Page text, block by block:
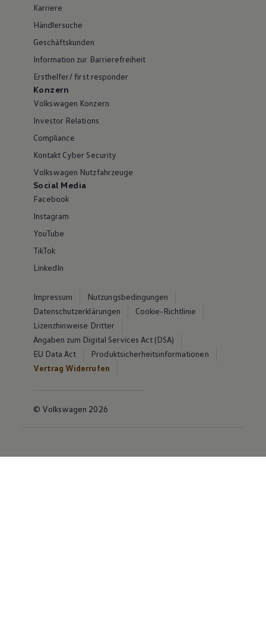
Karriere
Händlersuche
Geschäftskunden
Information zur Barrierefreiheit
Ersthelfer/ first responder
Konzern
Volkswagen Konzern
Investor Relations
Compliance
Kontakt Cyber Security
Volkswagen Nutzfahrzeuge
Social Media
Facebook
Instagram
YouTube
TikTok
LinkedIn
Impressum
Nutzungsbedingungen
Datenschutzerklärungen
Cookie-Richtlinie
Lizenzhinweise Dritter
Angaben zum Digital Services Act (DSA)
EU Data Act
Produktsicherheitsinformationen
Vertrag Widerrufen
© Volkswagen 2026